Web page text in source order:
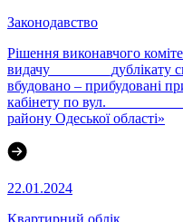
Законодавство
Рішення виконавчого
видачу ________дублікату
вбудовано – прибудовані
кабінету по вул.
району Одеської області»
22.01.2024
Квартирний облік